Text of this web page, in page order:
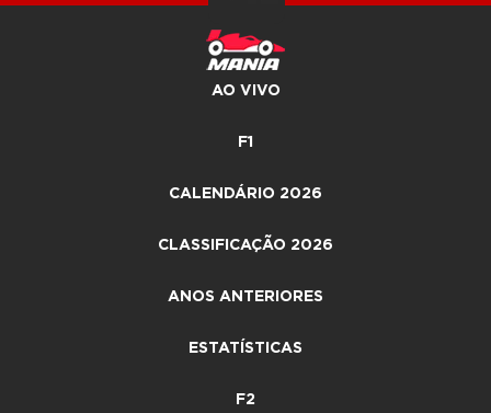
AO VIVO
F1
CALENDÁRIO 2026
CLASSIFICAÇÃO 2026
ANOS ANTERIORES
ESTATÍSTICAS
F2